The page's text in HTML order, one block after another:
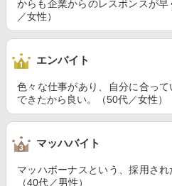
からも企業からのレスポンスが
／女性）
エンバイト
色々な仕事があり、自分に合っ
できたから良い。（50代／女性）
マッハバイト
マッハボーナスという、採用され
（40代／男性）